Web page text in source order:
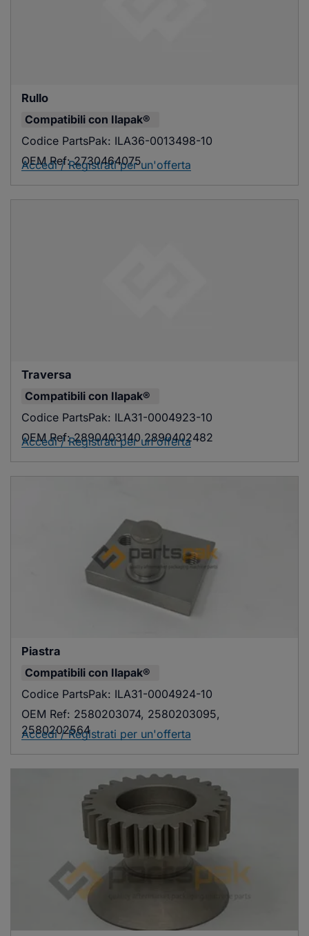
Rullo
Compatibili con Ilapak®
Codice PartsPak: ILA36-0013498-10
OEM Ref: 2730464075
Accedi / Registrati per un'offerta
Traversa
Compatibili con Ilapak®
Codice PartsPak: ILA31-0004923-10
OEM Ref: 2890403140 2890402482
Accedi / Registrati per un'offerta
Piastra
Compatibili con Ilapak®
Codice PartsPak: ILA31-0004924-10
OEM Ref: 2580203074, 2580203095,
2580202564
Accedi / Registrati per un'offerta